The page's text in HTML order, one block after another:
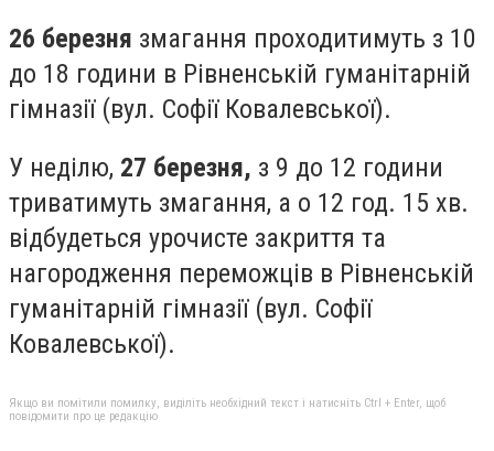
26 березня змагання проходитимуть з 10
до 18 години в Рівненській гуманітарній
гімназії (вул. Софії Ковалевської).
У неділю, 27 березня, з 9 до 12 години
триватимуть змагання, а о 12 год. 15 хв.
відбудеться урочисте закриття та
нагородження переможців в Рівненській
гуманітарній гімназії (вул. Софії
Ковалевської).
Якщо ви помітили помилку, виділіть необхідний текст і натисніть Ctrl + Enter, щоб
повідомити про це редакцію